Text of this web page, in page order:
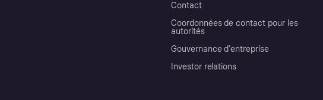
Contact
Coordonnées de contact pour les
autorités
Gouvernance d’entreprise
Investor relations